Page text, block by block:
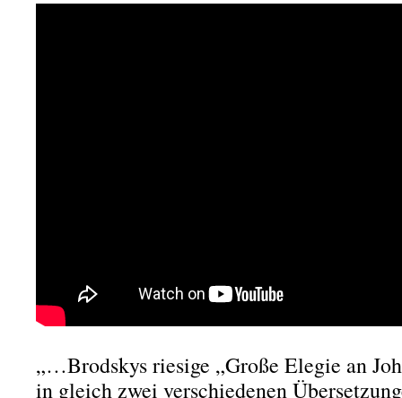
„…Brodskys riesige „Große Elegie an
in gleich zwei verschiedenen